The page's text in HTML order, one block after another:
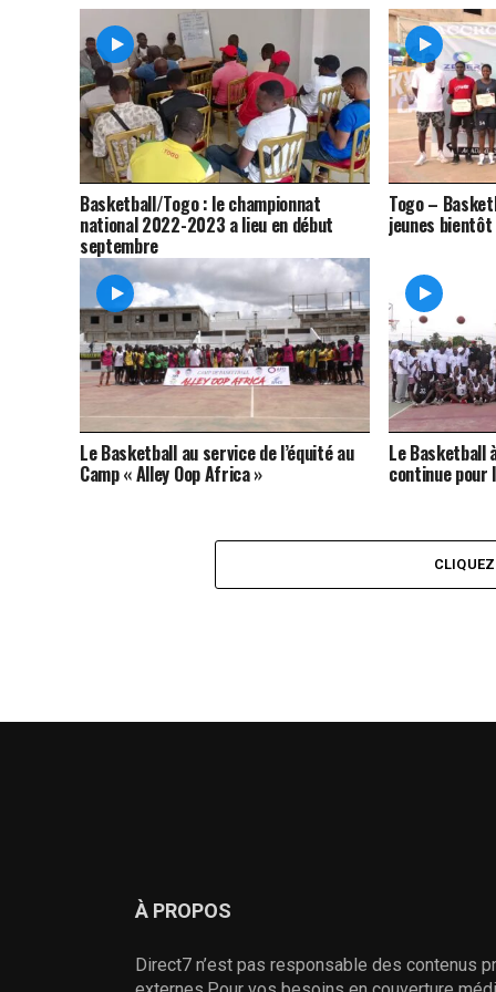
Basketball/Togo : le championnat
national 2022-2023 a lieu en début
septembre
Togo –
jeunes
Le Basketball au service de l’équité au
Camp « Alley Oop Africa »
Le Basketball
continue pour
À PROPOS
Direct7 n’est pas responsable des contenus